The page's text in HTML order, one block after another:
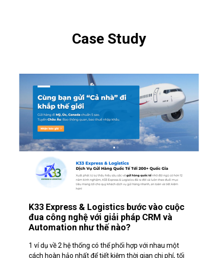
Case Study
K33 Express & Logistics bước vào cuộc
đua công nghệ với giải pháp CRM và
Automation như thế nào?
1 ví dụ về 2 hệ thống có thể phối hợp với nhau một
cách hoàn hảo nhất để tiết kiệm thời gian chi phí, tối